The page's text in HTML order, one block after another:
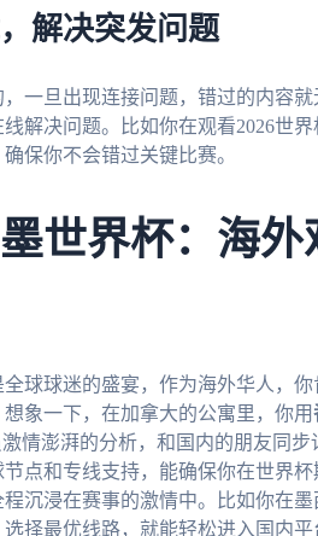
解决突发问题
一旦出现连接问题，错过的内容就
解决问题。比如你在观看2026世
保你不会错过关键比赛。
世界杯：海
全球球迷的盛宴，作为海外华人，
象一下，在加拿大的公寓里，你用
情澎湃的分析，和国内的朋友同
节点和专线支持，能确保你在世界
沉浸在赛事的激情中。比如你在
选择最优线路，就能轻松进入国内